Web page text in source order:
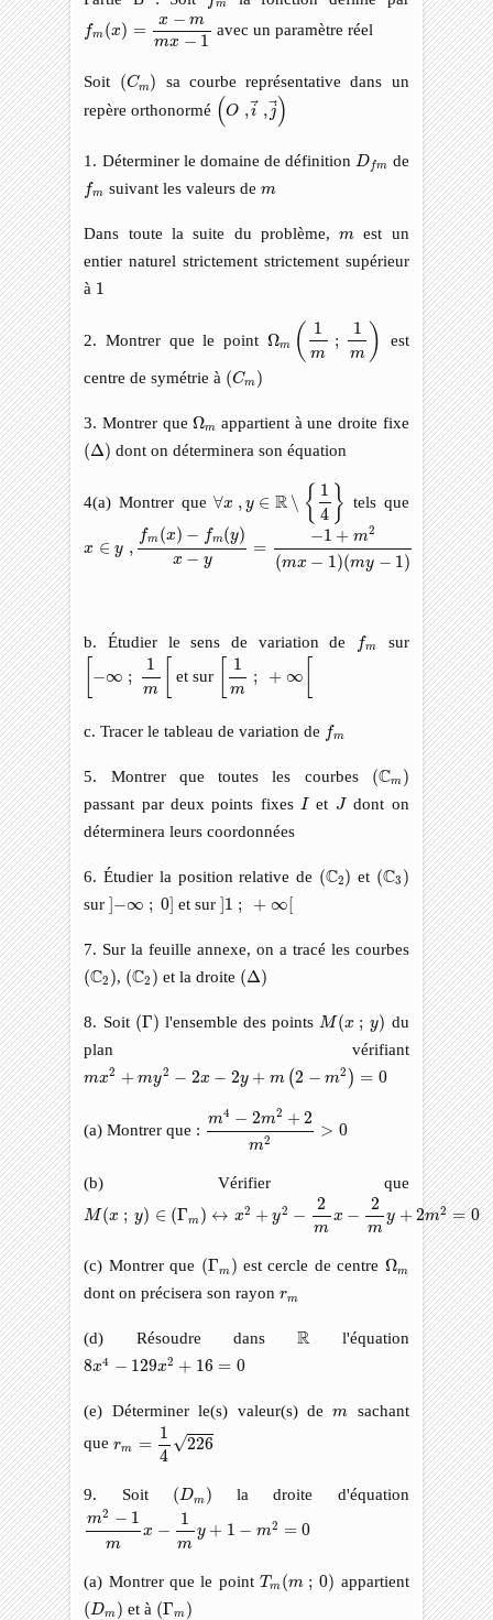
m
fm (x) =
x − m
mx − 1
mm −1
avec un paramètre réel
Soit (Cm)
(Cm )
sa courbe représentative dans un
repère orthonormé (O ,i , j )
(O →, →
1. Déterminer le domaine de définition D fm
Df de
fm
fm suivant les valeurs dem
m
Dans toute la suite du problème,m
m est un
entier naturel strictement strictement supérieur
à 11
2. Montrer que le point Ωm ( 1
m
;
1
m )
1 m m)
est
centre de symétrie à (Cm )
(Cm )
3. Montrer queΩm
Ω appartient à une droite fixe
(Δ)
( Δ ) dont on déterminera son équation
4(a) Montrer que∀x , y ∈ R ∖ { 1
4 }
4}
tels que
x ∈ y ,
fm (x) − fm(y)
x − y
=
−1 + m2
(mx − 1)(my − 1)
(x − m x −y = mx − 1 y
b. Étudier le sens de variation de fm
fm sur
−∞ ;
1
m
[−
[
et sur
1
m
; + ∞
[1 m
c. Tracer le tableau de variation de fm
fm
5. Montrer que toutes les courbes (Cm )
(Cm )
passant par deux points fixes II et J
J dont on
déterminera leurs coordonnées
6. Étudier la position relative de (C2)
(C2 ) et (C3 )
(C3 )
sur]−∞ ; 0]
] ] et sur]1 ; + ∞[
]1 ∞
7. Sur la feuille annexe, on a tracé les courbes
(C2 )
(C2 ), (C2 )
(C2 ) et la droite (Δ)
(Δ)
8. Soit (Γ)
(Γ) l'ensemble des points M(x ; y)
M(x
du
plan vérifiant
mx2 + my2 − 2x − 2y + m (2 − m2 ) = 0
2 −2 −2 m( =0
(a) Montrer que :
m4 − 2m2 +2
m2
> 0
4− m2 +2 2>
(b) Vérifier que
M(x ; y) ∈ (Γm ) ↔ x2 + y2 −
2
m
x −
2
m
y +2m2 = 0
M( m 2= 0
(c) Montrer que (Γm )
(Γm ) est cercle de centre Ωm
Ω
dont on précisera son rayonrm
rm
(d) Résoudre dansR
R l'équation
8x4 − 129x2 + 16 = 0
8 4 129x2 + 16 = 0
(e) Déterminer le(s) valeur(s) dem
m
sachant
querm =
1
4
√226
226
9. Soit (Dm )
(Dm ) la droite d'équation
m2 − 1
m
x −
1
m
y + 1 − m2 = 0
2− m my +1−
(a) Montrer que le point T m (m ; 0)
Tm ( 0) appartient
(Dm )
( Dm ) et à (Γm )
(Γm )